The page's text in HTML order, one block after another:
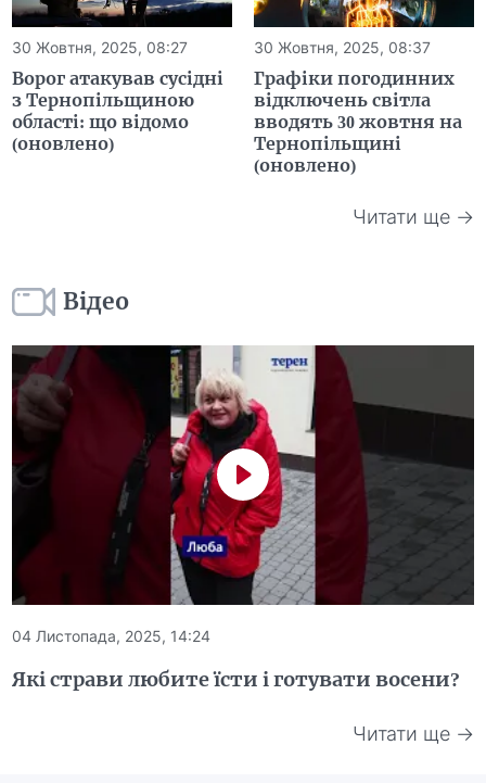
30 Жовтня, 2025, 08:27
Ворог атакував сусідні
з Тернопільщиною
області: що відомо
(оновлено)
30 Жовтня, 2025, 08:37
Графіки погодинних
відключень світла
вводять 30 жовтня на
Тернопільщині
(оновлено)
Читати ще →
Відео
04 Листопада, 2025, 14:24
Які страви любите їсти і готувати восени?
Читати ще →